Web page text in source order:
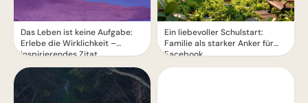
Das Leben ist keine Aufgabe:
Erlebe die Wirklichkeit –
inspirierendes Zitat
Ein liebevoller Schulstart:
Familie als starker Anker für
Facebook